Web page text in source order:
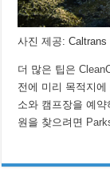
사진 제공:
더 많은 팁은
전에 미리 목적지
소와 캠프장을 예
원을 찾으려면